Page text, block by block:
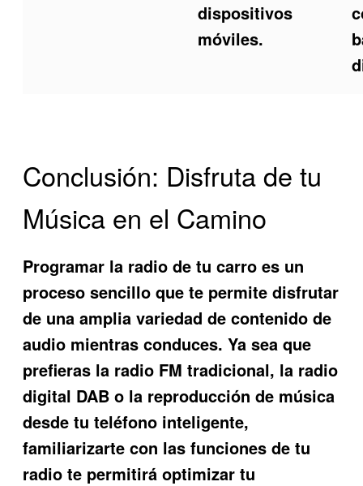
dispositivos
móviles.
Conclusión: Disfruta de tu
Música en el Camino
Programar la radio de tu carro es un
proceso sencillo que te permite disfrutar
de una amplia variedad de contenido de
audio mientras conduces. Ya sea que
prefieras la radio FM tradicional, la radio
digital DAB o la reproducción de música
desde tu teléfono inteligente,
familiarizarte con las funciones de tu
radio te permitirá optimizar tu